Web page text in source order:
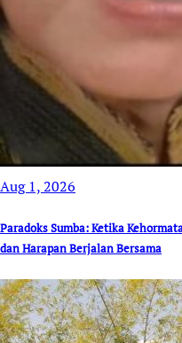
Aug 1, 2026
Paradoks Sumba: Ketika
dan Harapan Berjalan Bersama